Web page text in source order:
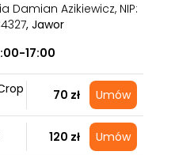
Damian Azikiewicz, NIP:
, Jawor
17:00
70 zł Umów
120 zł Umów